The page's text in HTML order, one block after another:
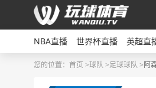
NBA直播 世界杯直播 英超直
您的位置： 首页 >球队 >足球球队 >阿